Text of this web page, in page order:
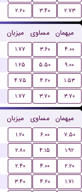
۲.۲۰ ۳.۴۰ ۲.۷۳
میزبان مساوی میهمان
۱.۷۷ ۳.۶۰
۴.۰۰
۱.۲۵ ۵.۵۰
۹.۰۰
۴.۷۵ ۴.۲۰
۱.۵۳
۱.۷۷ ۳.۷۰ ۳.۷۰
میزبان مساوی میهمان
۱.۲۰ ۶.۰۰
۷.۵۰
۲.۸۰ ۴.۱۵
۱.۹۲
۲.۴۰ ۴.۰۰
۲.۲۰
۳.۴۰ ۴.۲۰
۱.۷۱